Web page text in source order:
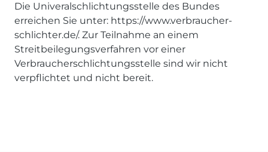
Die Univeralschlichtungsstelle des Bundes
erreichen Sie unter: https://www.verbraucher-
schlichter.de/. Zur Teilnahme an einem
Streitbeilegungsverfahren vor einer
Verbraucherschlichtungsstelle sind wir nicht
verpflichtet und nicht bereit.